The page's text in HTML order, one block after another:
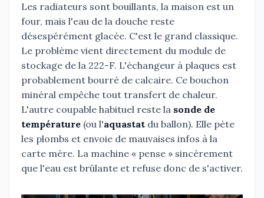
Les radiateurs sont bouillants, la maison est un
four, mais l'eau de la douche reste
désespérément glacée. C'est le grand classique.
Le problème vient directement du module de
stockage de la 222-F. L'échangeur à plaques est
probablement bourré de calcaire. Ce bouchon
minéral empêche tout transfert de chaleur.
L'autre coupable habituel reste la sonde de
température (ou l'aquastat du ballon). Elle pète
les plombs et envoie de mauvaises infos à la
carte mère. La machine « pense » sincèrement
que l'eau est brûlante et refuse donc de s'activer.